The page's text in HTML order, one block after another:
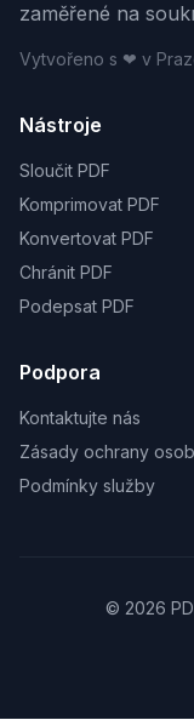
zaměřené na
Vytvořeno s ❤ v
Nástroje
Sloučit PDF
Komprimovat PDF
Konvertovat PDF
Chránit PDF
Podepsat PDF
Podpora
Kontaktujte nás
Zásady ochrany
Podmínky služby
© 2026